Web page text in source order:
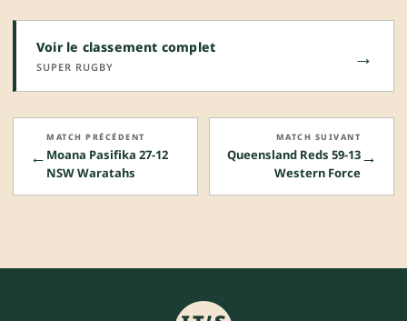
Voir le classement complet
SUPER RUGBY →
←
MATCH PRÉCÉDENT
Moana Pasifika 27-12
NSW Waratahs
→
MATCH SUIVANT
Queensland Reds 59-13
Western Force